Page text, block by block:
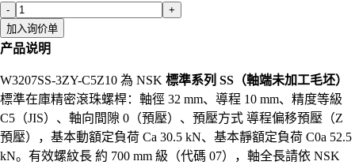
-
+
加入询价单
产品说明
W3207SS-3ZY-C5Z10 為 NSK 標準系列 SS（軸端未加工毛坯）
標準在庫精密滾珠螺桿：軸徑 32 mm、導程 10 mm、精度等級
C5（JIS）、軸向間隙 0（預壓）、預壓方式 導程偏移預壓（Z
預壓），基本動額定負荷 Ca 30.5 kN、基本靜額定負荷 C0a 52.5
kN。有效螺紋長 約 700 mm 級（代碼 07），軸全長請依 NSK